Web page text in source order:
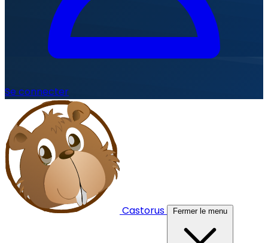
Se connecter
Castorus Fermer le menu